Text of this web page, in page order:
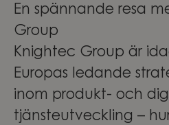
En spännande resa
Group
Knightec Group är
Europas ledande
inom produkt- och
tjänsteutveckling –